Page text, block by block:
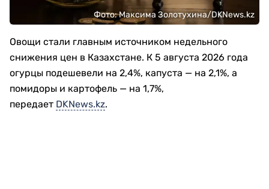
Фото: Максима Золотухина/DKNews.kz
Овощи стали главным источником недельного
снижения цен в Казахстане. К 5 августа 2026 года
огурцы подешевели на 2,4%, капуста — на 2,1%, а
помидоры и картофель — на 1,7%,
передает DKNews.kz.